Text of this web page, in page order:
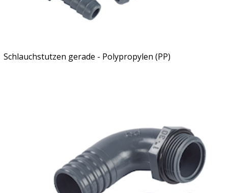
Schlauchstutzen gerade - Polypropylen (PP)